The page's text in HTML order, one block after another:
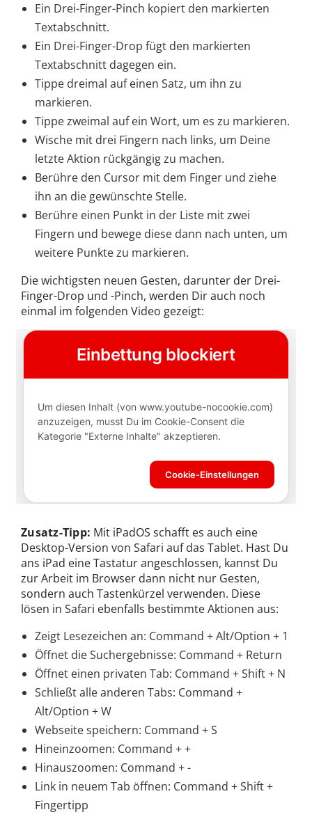
Ein Drei-Finger-Pinch kopiert den markierten
Textabschnitt.
Ein Drei-Finger-Drop fügt den markierten
Textabschnitt dagegen ein.
Tippe dreimal auf einen Satz, um ihn zu
markieren.
Tippe zweimal auf ein Wort, um es zu markieren.
Wische mit drei Fingern nach links, um Deine
letzte Aktion rückgängig zu machen.
Berühre den Cursor mit dem Finger und ziehe
ihn an die gewünschte Stelle.
Berühre einen Punkt in der Liste mit zwei
Fingern und bewege diese dann nach unten, um
weitere Punkte zu markieren.
Die wichtigsten neuen Gesten, darunter der Drei-
Finger-Drop und -Pinch, werden Dir auch noch
einmal im folgenden Video gezeigt:
Zusatz-Tipp: Mit iPadOS schafft es auch eine
Desktop-Version von Safari auf das Tablet. Hast Du
ans iPad eine Tastatur angeschlossen, kannst Du
zur Arbeit im Browser dann nicht nur Gesten,
sondern auch Tastenkürzel verwenden. Diese
lösen in Safari ebenfalls bestimmte Aktionen aus:
Zeigt Lesezeichen an: Command + Alt/Option + 1
Öffnet die Suchergebnisse: Command + Return
Öffnet einen privaten Tab: Command + Shift + N
Schließt alle anderen Tabs: Command +
Alt/Option + W
Webseite speichern: Command + S
Hineinzoomen: Command + +
Hinauszoomen: Command + -
Link in neuem Tab öffnen: Command + Shift +
Fingertipp